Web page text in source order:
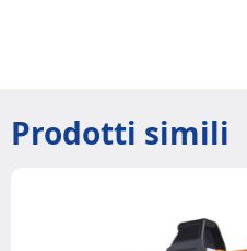
Prodotti simili